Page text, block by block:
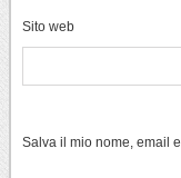
Sito web
Salva il mio nome, email